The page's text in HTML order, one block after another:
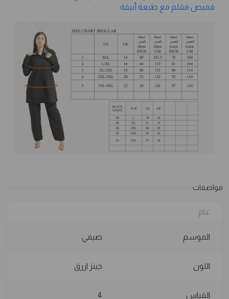
قميص مقلم مع طبعة أنيقة
مواصفات
عام
الموسم صيفي
اللون جينز ازرق
القياس 4